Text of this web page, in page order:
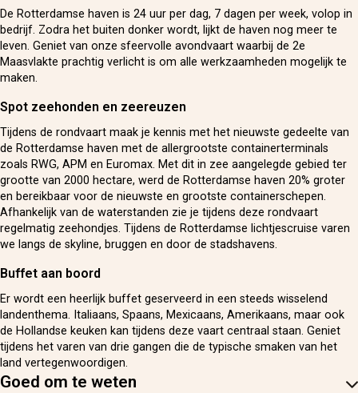
De Rotterdamse haven is 24 uur per dag, 7 dagen per week, volop in
bedrijf. Zodra het buiten donker wordt, lijkt de haven nog meer te
leven. Geniet van onze sfeervolle avondvaart waarbij de 2e
Maasvlakte prachtig verlicht is om alle werkzaamheden mogelijk te
maken.
Spot zeehonden en zeereuzen
Tijdens de rondvaart maak je kennis met het nieuwste gedeelte van
de Rotterdamse haven met de allergrootste containerterminals
zoals RWG, APM en Euromax. Met dit in zee aangelegde gebied ter
grootte van 2000 hectare, werd de Rotterdamse haven 20% groter
en bereikbaar voor de nieuwste en grootste containerschepen.
Afhankelijk van de waterstanden zie je tijdens deze rondvaart
regelmatig zeehondjes. Tijdens de Rotterdamse lichtjescruise varen
we langs de skyline, bruggen en door de stadshavens.
Buffet aan boord
Er wordt een heerlijk buffet geserveerd in een steeds wisselend
landenthema. Italiaans, Spaans, Mexicaans, Amerikaans, maar ook
de Hollandse keuken kan tijdens deze vaart centraal staan. Geniet
tijdens het varen van drie gangen die de typische smaken van het
land vertegenwoordigen.
Goed om te weten